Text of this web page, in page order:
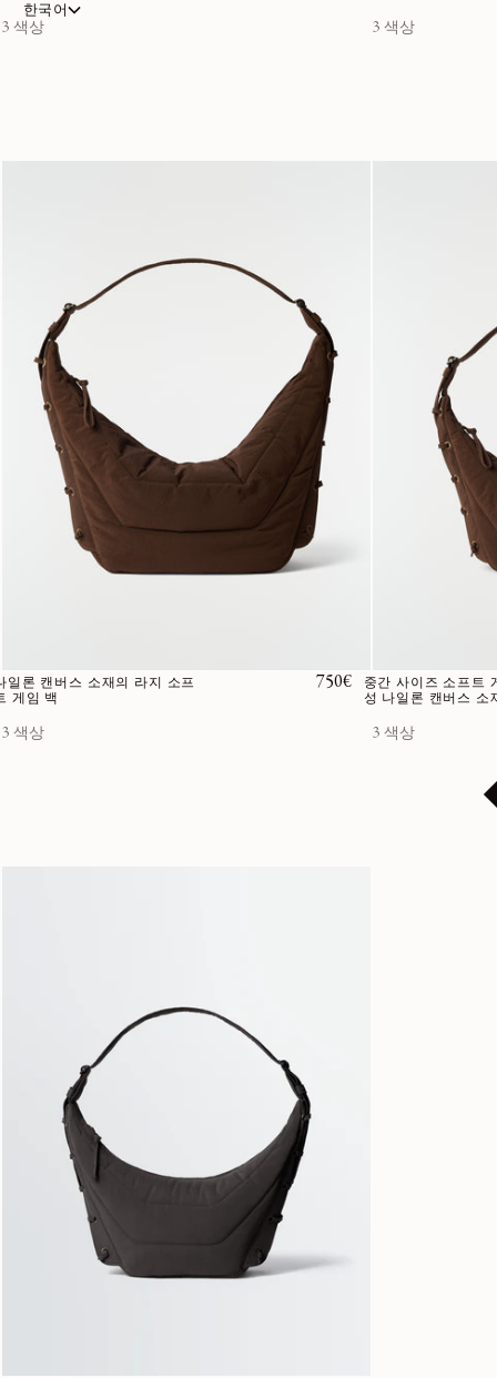
한국어
3 색상 3 색상
일론 캔버스 소재의 라지 소프
게임 백
정가
750€
3 색상
중간 사이즈 소프트
성 나일론 캔버스 소
3 색상